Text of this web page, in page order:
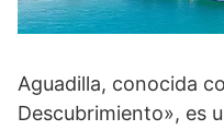
Aguadilla, conocida
Descubrimiento», es